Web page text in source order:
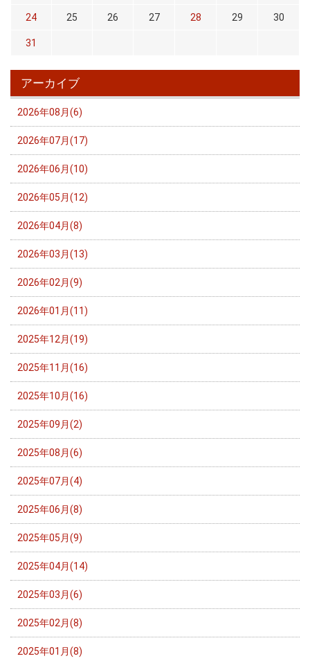
24 25 26 27 28 29 30
31
アーカイブ
2026年08月(6)
2026年07月(17)
2026年06月(10)
2026年05月(12)
2026年04月(8)
2026年03月(13)
2026年02月(9)
2026年01月(11)
2025年12月(19)
2025年11月(16)
2025年10月(16)
2025年09月(2)
2025年08月(6)
2025年07月(4)
2025年06月(8)
2025年05月(9)
2025年04月(14)
2025年03月(6)
2025年02月(8)
2025年01月(8)